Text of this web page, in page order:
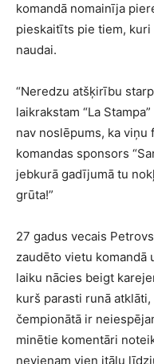
komandā nomainīja
pieskaitīts pie tiem,
naudai.
“Neredzu atšķirību
laikrakstam “La
nav noslēpums, ka viņu
komandas sponsors
jebkurā gadījumā tu
grūta!”
27 gadus vecais
zaudēto vietu komandā
laiku nācies beigt
kurš parasti runā
čempionātā ir
minētie komentāri
nevienam vien itāļu